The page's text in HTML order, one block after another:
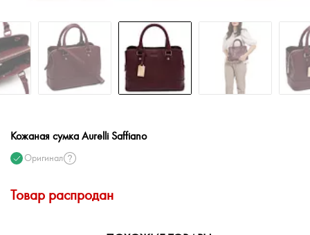
Кожаная сумка Aurelli Saffiano
Оригинал
Товар распродан